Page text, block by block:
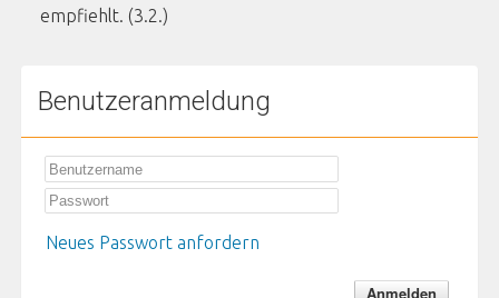
empfiehlt. (3.2.)
Benutzeranmeldung
Neues Passwort anfordern